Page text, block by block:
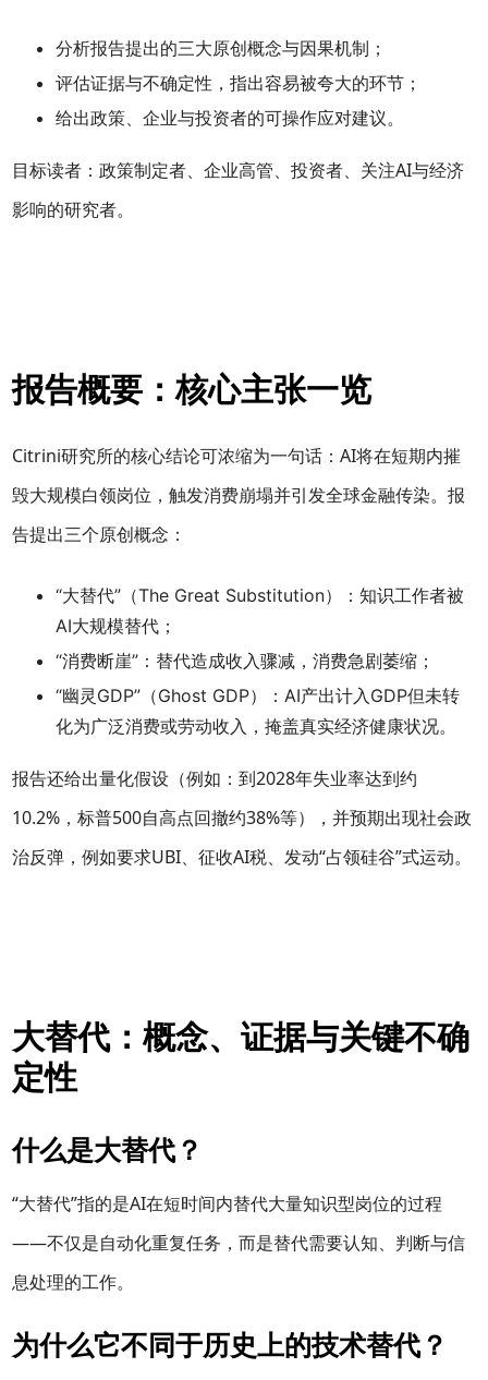
分析报告提出的三大原创概念与因果机制；
评估证据与不确定性，指出容易被夸大的环节；
给出政策、企业与投资者的可操作应对建议。
目标读者：政策制定者、企业高管、投资者、关注AI与经济
影响的研究者。
报告概要：核心主张一览
Citrini研究所的核心结论可浓缩为一句话：AI将在短期内摧
毁大规模白领岗位，触发消费崩塌并引发全球金融传染。报
告提出三个原创概念：
“大替代”（The Great Substitution）：知识工作者被
AI大规模替代；
“消费断崖”：替代造成收入骤减，消费急剧萎缩；
“幽灵GDP”（Ghost GDP）：AI产出计入GDP但未转
化为广泛消费或劳动收入，掩盖真实经济健康状况。
报告还给出量化假设（例如：到2028年失业率达到约
10.2%，标普500自高点回撤约38%等），并预期出现社会政
治反弹，例如要求UBI、征收AI税、发动“占领硅谷”式运动。
大替代：概念、证据与关键不确
定性
什么是大替代？
“大替代”指的是AI在短时间内替代大量知识型岗位的过程
——不仅是自动化重复任务，而是替代需要认知、判断与信
息处理的工作。
为什么它不同于历史上的技术替代？